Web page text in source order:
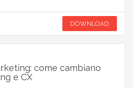
DOWNLOAD
come cambiano
e CX